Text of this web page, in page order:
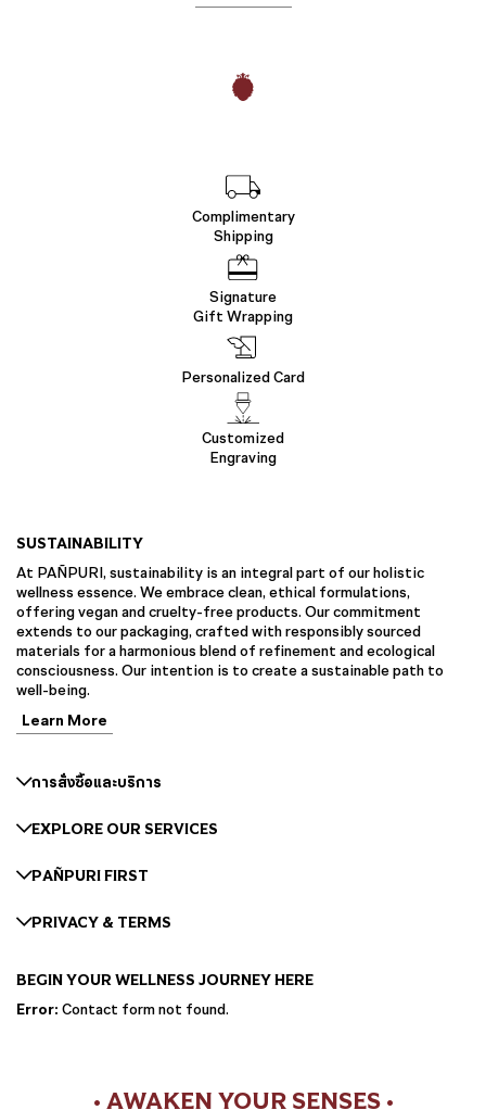
Complimentary
Shipping
Signature
Gift Wrapping
Personalized Card
Customized
Engraving
SUSTAINABILITY
At PAÑPURI, sustainability is an integral part of our holistic
wellness essence. We embrace clean, ethical formulations,
offering vegan and cruelty-free products. Our commitment
extends to our packaging, crafted with responsibly sourced
materials for a harmonious blend of refinement and ecological
consciousness. Our intention is to create a sustainable path to
well-being.
Learn More
การสั่งซื้อและบริการ
EXPLORE OUR SERVICES
PAÑPURI FIRST
PRIVACY & TERMS
BEGIN YOUR WELLNESS JOURNEY HERE
Error:Contact form not found.
• AWAKEN YOUR SENSES •